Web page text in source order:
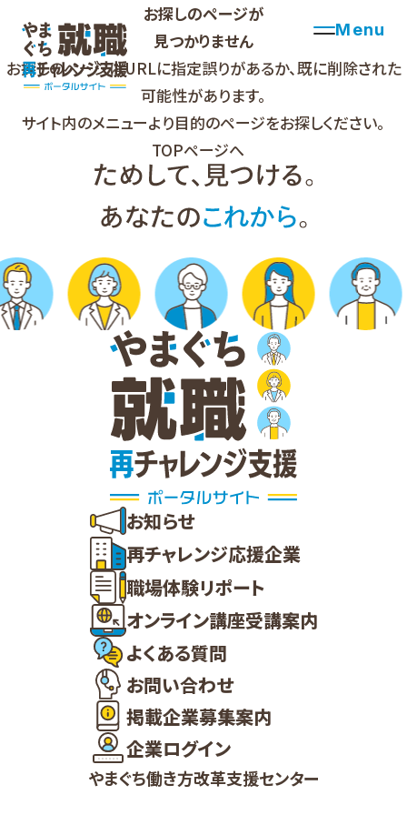
Menu
お探しのページが
見つかりません
お探しのページはURLに指定誤りがあるか、既に削除された
可能性があります。
サイト内のメニューより目的のページをお探しください。
TOPページへ
お知らせ
再チャレンジ応援企業
職場体験リポート
オンライン講座受講案内
よくある質問
お問い合わせ
掲載企業募集案内
企業ログイン
やまぐち働き方改革支援センター